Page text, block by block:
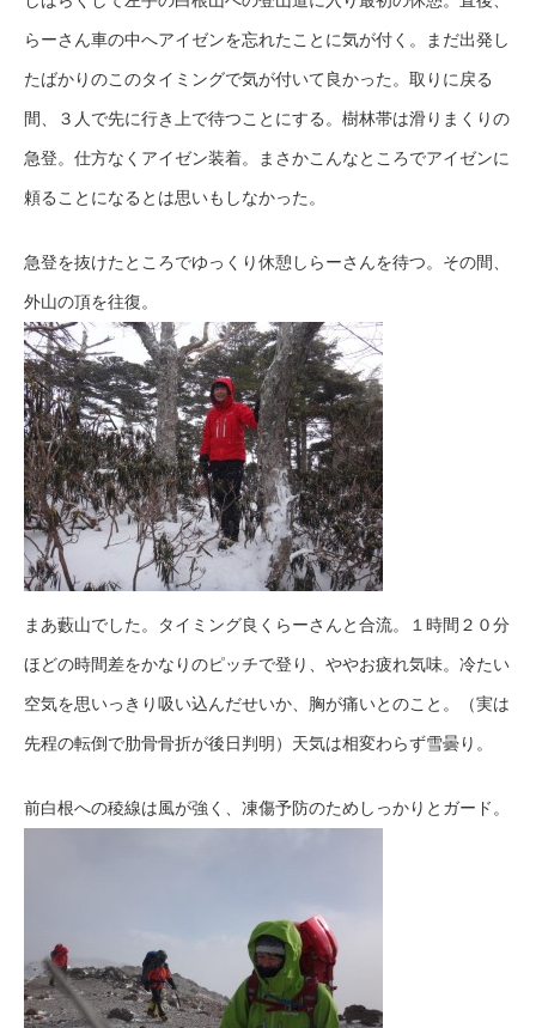
らーさん車の中へアイゼンを忘れたことに気が付く。まだ出発し
たばかりのこのタイミングで気が付いて良かった。取りに戻る
間、３人で先に行き上で待つことにする。樹林帯は滑りまくりの
急登。仕方なくアイゼン装着。まさかこんなところでアイゼンに
頼ることになるとは思いもしなかった。
急登を抜けたところでゆっくり休憩しらーさんを待つ。その間、
外山の頂を往復。
まあ藪山でした。タイミング良くらーさんと合流。１時間２０分
ほどの時間差をかなりのピッチで登り、ややお疲れ気味。冷たい
空気を思いっきり吸い込んだせいか、胸が痛いとのこと。（実は
先程の転倒で肋骨骨折が後日判明）天気は相変わらず雪曇り。
前白根への稜線は風が強く、凍傷予防のためしっかりとガード。